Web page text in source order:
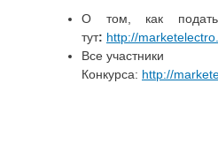
О том, как подать
тут: http://
Все участники
Конкурса: http://